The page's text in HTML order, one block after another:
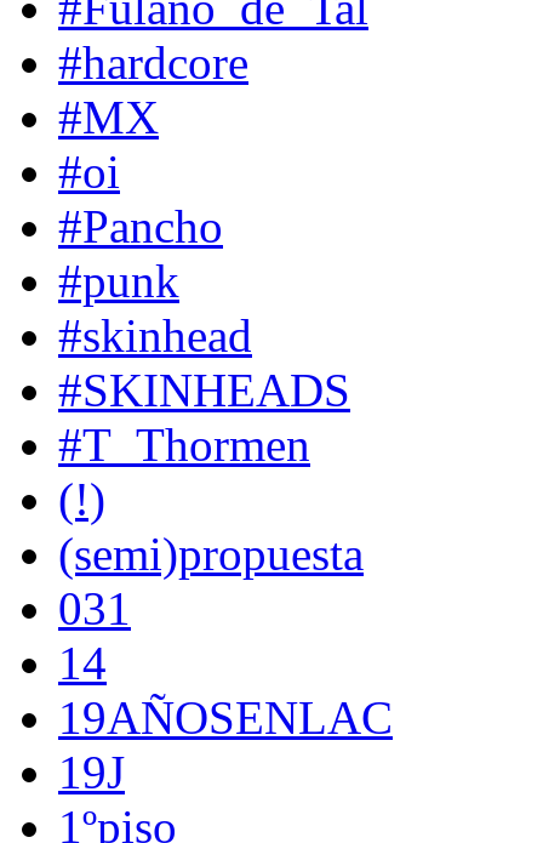
#hardcore
#MX
#oi
#Pancho
#punk
#skinhead
#SKINHEADS
#T_Thormen
(!)
(semi)propuesta
031
14
19AÑOSENLAC
19J
1ºpiso